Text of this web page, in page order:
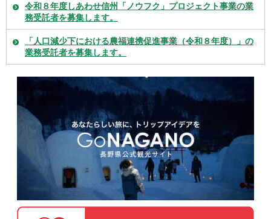
令和８年度しあわせ信州「ノウフク」プロジェクト事業の業
務受託者を募集します。
「人口減少下における農福連携促進事業（令和８年度）」の
業務受託者を募集します。